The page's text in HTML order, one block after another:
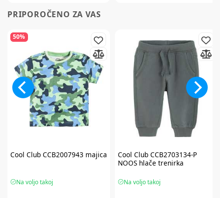
PRIPOROČENO ZA VAS
50%
Cool ClubCCB2007943 majica
Na voljo takoj
Cool ClubCCB2703134-P
NOOS hlače trenirka
Na voljo takoj